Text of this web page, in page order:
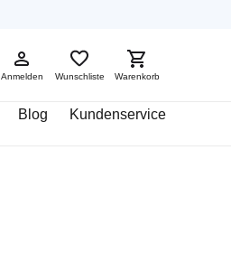
Anmelden Wunschliste Warenkorb
Blog Kundenservice